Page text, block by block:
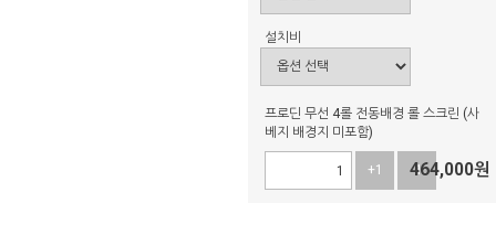
설치비
프로딘 무선 4롤 전동배경 롤 스크린 (사
베지 배경지 미포함)
+1 -1
464,000원